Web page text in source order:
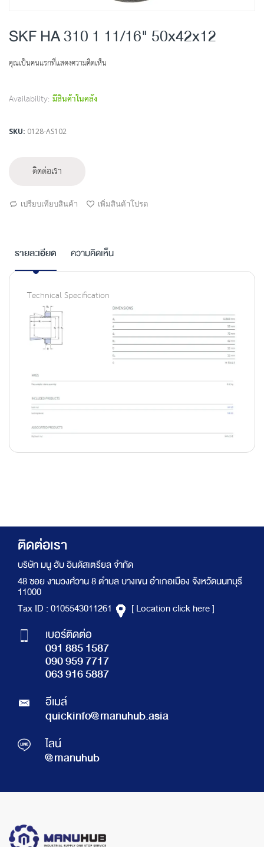
to
the
SKF HA 310 1 11/16" 50x42x12
คุณเป็นคนแรกที่แสดงความคิดเห็น
Availability: มีสินค้าในคลัง
SKU 0128-AS102
ติดต่อเรา
เปรียบเทียบสินค้า เพิ่มสินค้าโปรด
รายละเอียด
Technical Specification
ความคิดเห็น
ติดต่อเรา
บริษัท มนู ฮับ อินดัสเตรียล จำกัด
48 ซอย งามวงศ์วาน 8 ตำบล บางเขน อำเภอเมือง จังหวัดนนทบุรี
11000
Tax ID : 0105543011261
[ Location click here ]
เบอร์ติดต่อ
091 885 1587
090 959 7717
063 916 5887
อีเมล์
quickinfo@manuhub.asia
ไลน์
@manuhub